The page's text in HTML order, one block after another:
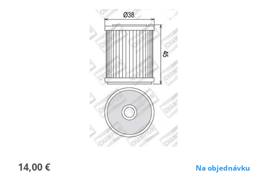
14,00 € Na objednávku